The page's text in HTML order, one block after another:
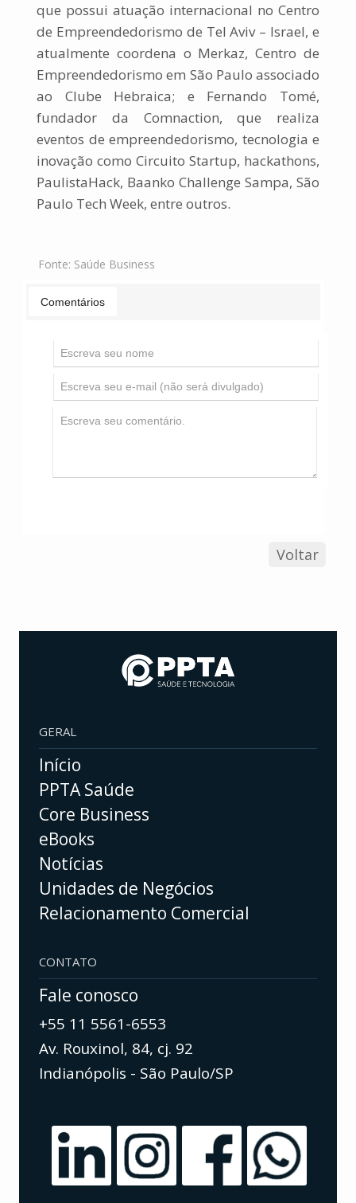
que possui atuação internacional no Centro
de Empreendedorismo de Tel Aviv – Israel, e
atualmente coordena o Merkaz, Centro de
Empreendedorismo em São Paulo associado
ao Clube Hebraica; e Fernando Tomé,
fundador da Comnaction, que realiza
eventos de empreendedorismo, tecnologia e
inovação como Circuito Startup, hackathons,
PaulistaHack, Baanko Challenge Sampa, São
Paulo Tech Week, entre outros.
Fonte: Saúde Business
Comentários
Voltar
GERAL
Início
PPTA Saúde
Core Business
eBooks
Notícias
Unidades de Negócios
Relacionamento Comercial
CONTATO
Fale conosco
+55 11 5561-6553
Av. Rouxinol, 84, cj. 92
Indianópolis - São Paulo/SP